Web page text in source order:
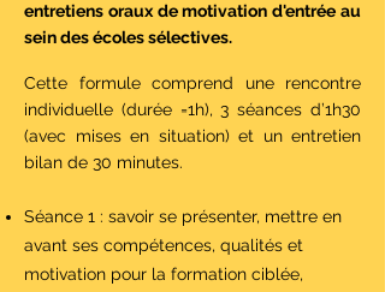
entretiens oraux de motivation d'entrée au
sein des écoles sélectives.
Cette formule comprend une rencontre
individuelle (durée =1h), 3 séances d’1h30
(avec mises en situation) et un entretien
bilan de 30 minutes.
Séance 1 : savoir se présenter, mettre en
avant ses compétences, qualités et
motivation pour la formation ciblée,